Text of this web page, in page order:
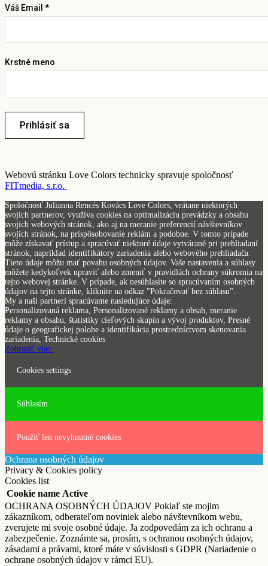
Váš Email *
Krstné meno
Prihlásiť sa
Webovú stránku Love Colors technicky spravuje spoločnosť
FITmedia, s.r.o.
Spoločnosť Julianna Rencés Kovács Love Colors, vrátane niektorých
svojich partnerov, využíva cookies na optimalizáciu prevádzky a obsahu
svojich webových stránok, ako aj na meranie preferencií návštevníkov
svojich stránok, na prispôsobovanie reklám a podobne. V tomto prípade
môže získavať prístup a spracúvať niektoré údaje vytvárané pri prehliadaní
stránok, napríklad identifikátory zariadenia alebo webového prehliadača.
Tieto údaje môžu mať povahu osobných údajov. Vaše nastavenia a súhlasy
môžete kedykoľvek upraviť alebo zmeniť v pravidlách ochrany súkromia na
tejto webovej stránke. V prípade, ak nesúhlasíte so spracúvaním osobných
údajov na tejto stránke, kliknite na odkaz "Pokračovať bez súhlasu".
My a naši partneri spracúvame nasledujúce údaje:
Personalizovaná reklama, Personalizované reklamy a obsah, meranie
reklamy a obsahu, štatistiky cieľových skupín a vývoj produktov, Presné
údaje o geografickej polohe a identifikácia prostredníctvom skenovania
zariadenia, Technické cookies
Zobraziť viac.
Cookies settings
Súhlasím
Použiť len nevyhnutné cookies
Ochrana osobných údajov
Privacy & Cookies policy
Cookies list
Cookie name Active
OCHRANA OSOBNÝCH ÚDAJOV Pokiaľ ste mojim
zákazníkom, odberateľom noviniek alebo návštevníkom webu,
zverujete mi svoje osobné údaje. Ja zodpovedám za ich ochranu a
zabezpečenie. Zoznámte sa, prosím, s ochranou osobných údajov,
zásadami a právami, ktoré máte v súvislosti s GDPR (Nariadenie o
ochrane osobných údajov v rámci EU).